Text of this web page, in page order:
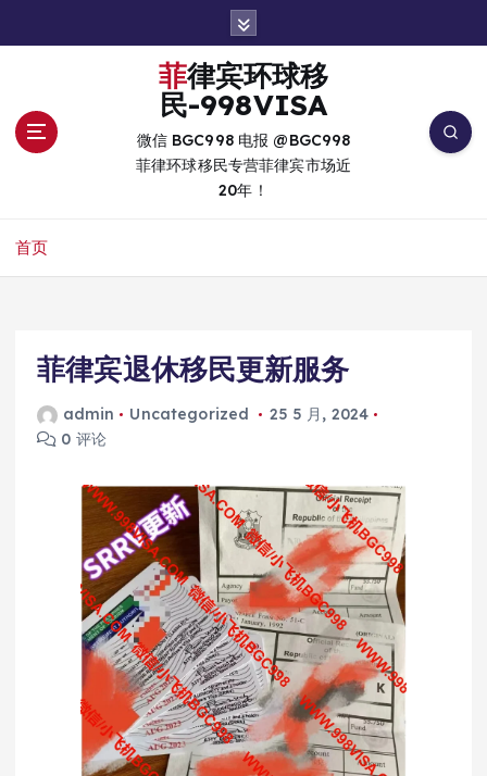
菲律宾环球移
民-998VISA
微信 BGC998 电报 @BGC998
菲律环球移民专营菲律宾市场近
20年！
首页
菲律宾退休移民更新服务
admin Uncategorized
25 5 月, 2024
0 评论